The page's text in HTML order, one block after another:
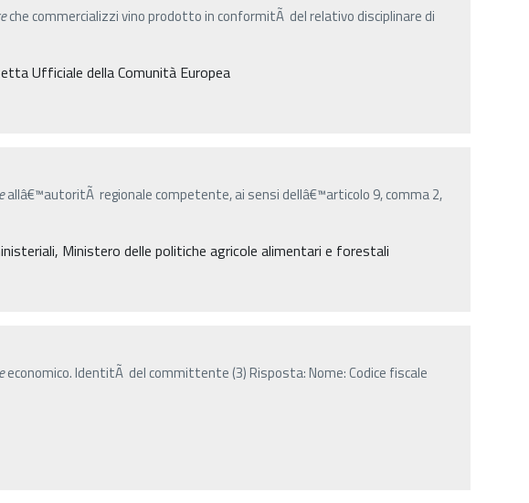
che commercializzi vino prodotto in conformitÃ del relativo disciplinare di
Ufficiale della Comunità Europea
allâ€™autoritÃ regionale competente, ai sensi dellâ€™articolo 9, comma 2,
Ministero delle politiche agricole alimentari e forestali
economico. IdentitÃ del committente (3) Risposta: Nome: Codice fiscale